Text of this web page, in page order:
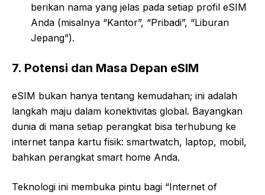
berikan nama yang jelas pada setiap profil eSIM
Anda (misalnya “Kantor”, “Pribadi”, “Liburan
Jepang”).
7. Potensi dan Masa Depan eSIM
eSIM bukan hanya tentang kemudahan; ini adalah
langkah maju dalam konektivitas global. Bayangkan
dunia di mana setiap perangkat bisa terhubung ke
internet tanpa kartu fisik: smartwatch, laptop, mobil,
bahkan perangkat smart home Anda.
Teknologi ini membuka pintu bagi “Internet of